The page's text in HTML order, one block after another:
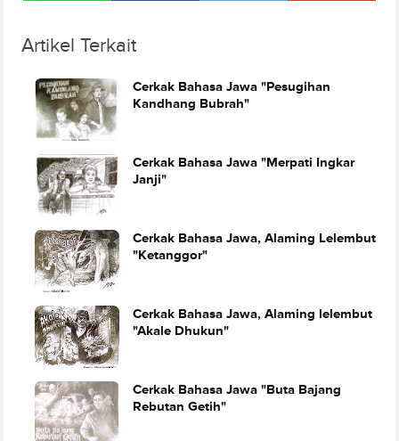
Artikel Terkait
Cerkak Bahasa Jawa "Pesugihan
Kandhang Bubrah"
Cerkak Bahasa Jawa "Merpati Ingkar
Janji"
Cerkak Bahasa Jawa, Alaming Lelembut
"Ketanggor"
Cerkak Bahasa Jawa, Alaming lelembut
"Akale Dhukun"
Cerkak Bahasa Jawa "Buta Bajang
Rebutan Getih"